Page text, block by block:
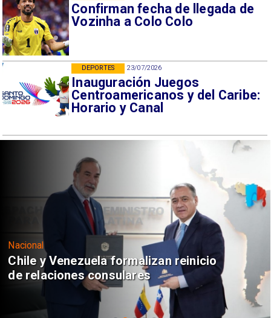
Confirman fecha de llegada de
Vozinha a Colo Colo
23/07/2026
Inauguración Juegos
Centroamericanos y del Caribe:
Horario y Canal
DEPORTES
Nacional
Chile y Venezuela formalizan reinicio
de relaciones consulares